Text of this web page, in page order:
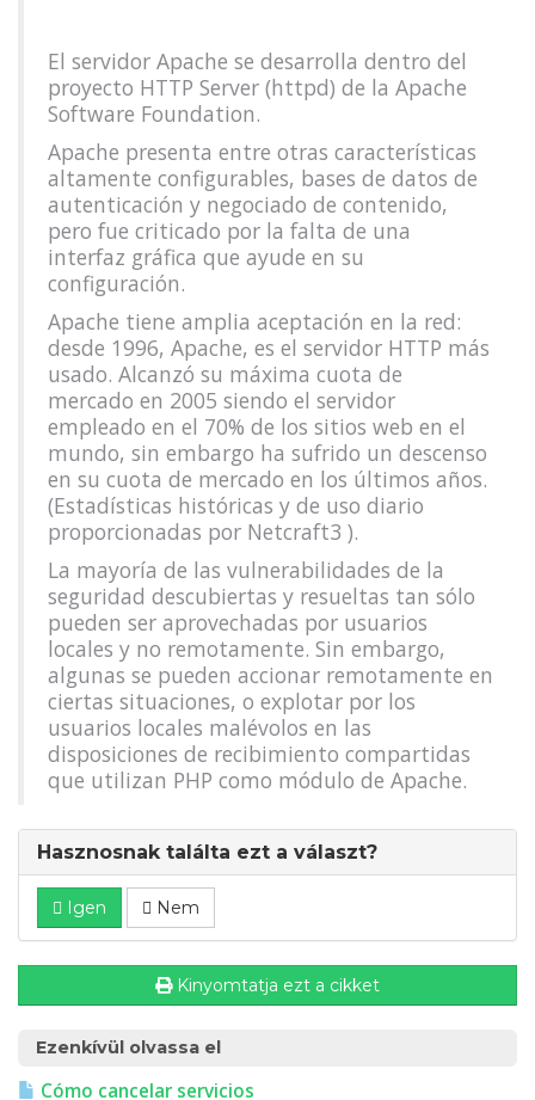
El servidor Apache se desarrolla dentro del
proyecto HTTP Server (httpd) de la Apache
Software Foundation.
Apache presenta entre otras características
altamente configurables, bases de datos de
autenticación y negociado de contenido,
pero fue criticado por la falta de una
interfaz gráfica que ayude en su
configuración.
Apache tiene amplia aceptación en la red:
desde 1996, Apache, es el servidor HTTP más
usado. Alcanzó su máxima cuota de
mercado en 2005 siendo el servidor
empleado en el 70% de los sitios web en el
mundo, sin embargo ha sufrido un descenso
en su cuota de mercado en los últimos años.
(Estadísticas históricas y de uso diario
proporcionadas por Netcraft3 ).
La mayoría de las vulnerabilidades de la
seguridad descubiertas y resueltas tan sólo
pueden ser aprovechadas por usuarios
locales y no remotamente. Sin embargo,
algunas se pueden accionar remotamente en
ciertas situaciones, o explotar por los
usuarios locales malévolos en las
disposiciones de recibimiento compartidas
que utilizan PHP como módulo de Apache.
Hasznosnak találta ezt a választ?
Igen Nem
Kinyomtatja ezt a cikket
Ezenkívül olvassa el
Cómo cancelar servicios